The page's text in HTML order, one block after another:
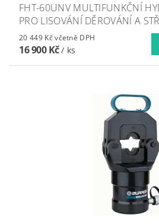
FHT-60UNV MULTIFUNKČNÍ
PRO LISOVÁNÍ DĚROVÁNÍ A
20 449 Kč včetně DPH
16 900 Kč/ ks